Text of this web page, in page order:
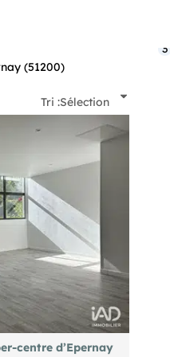
(51200)
3
Tri :Sélection
centre d’Epernay